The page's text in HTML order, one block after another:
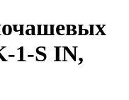
1-S IN,